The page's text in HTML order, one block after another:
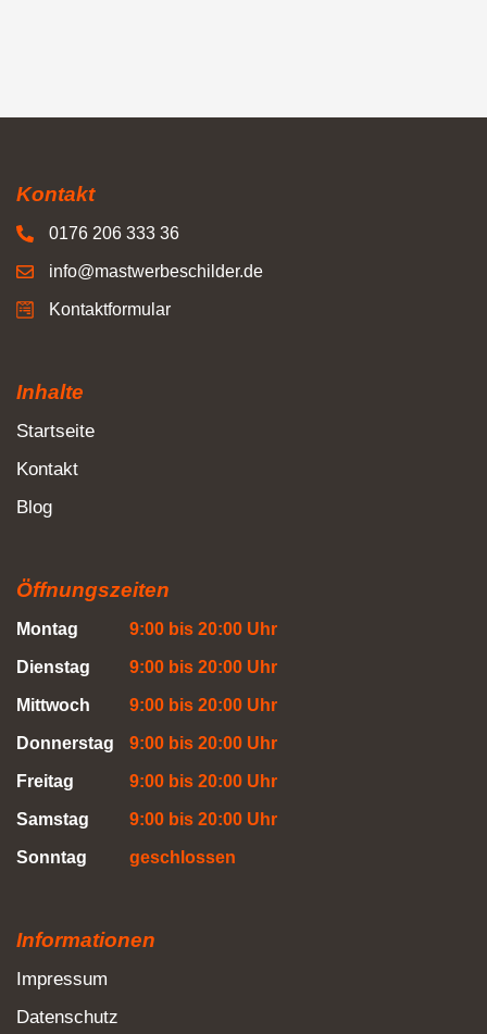
Kontakt
0176 206 333 36
info@mastwerbeschilder.de
Kontaktformular
Inhalte
Startseite
Kontakt
Blog
Öffnungszeiten
Montag 9:00 bis 20:00 Uhr
Dienstag 9:00 bis 20:00 Uhr
Mittwoch 9:00 bis 20:00 Uhr
Donnerstag 9:00 bis 20:00 Uhr
Freitag 9:00 bis 20:00 Uhr
Samstag 9:00 bis 20:00 Uhr
Sonntag geschlossen
Informationen
Impressum
Datenschutz